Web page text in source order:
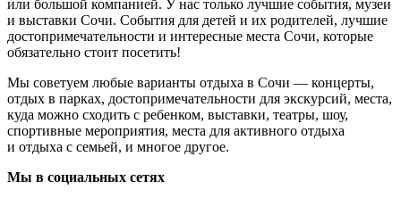
или большой компанией. У нас только лучшие события, музеи
и выставки Сочи. События для детей и их родителей, лучшие
достопримечательности и интересные места Сочи, которые
обязательно стоит посетить!
Мы советуем любые варианты отдыха в Сочи — концерты,
отдых в парках, достопримечательности для экскурсий, места,
куда можно сходить с ребенком, выставки, театры, шоу,
спортивные мероприятия, места для активного отдыха
и отдыха с семьей, и многое другое.
Мы в социальных сетях